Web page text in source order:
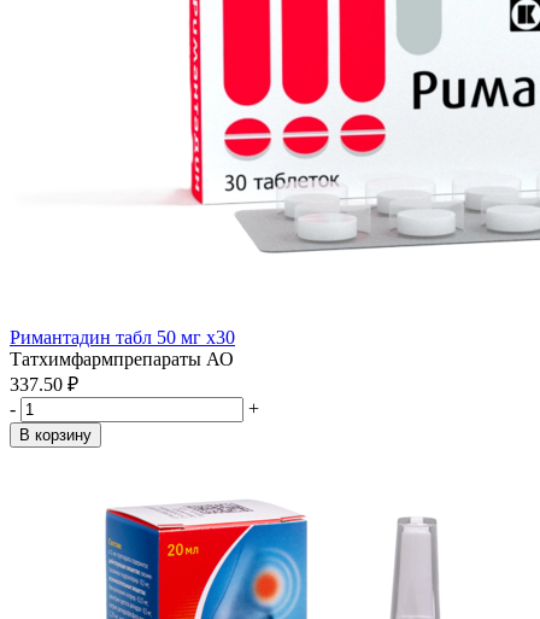
Римантадин табл 50 мг x30
Татхимфармпрепараты АО
337.50 ₽
-
+
В корзину